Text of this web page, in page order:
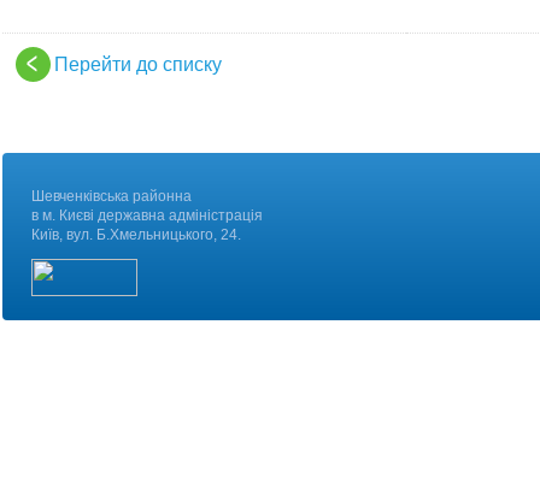
Перейти до списку
Шевченківська районна
в м. Києві державна адміністрація
Київ, вул. Б.Хмельницького, 24.